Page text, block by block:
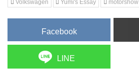
Volkswagen Yumi's Essay motorshow
Facebook
LINE